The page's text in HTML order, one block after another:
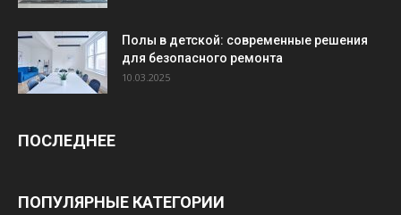
Полы в детской: современные решения
для безопасного ремонта
10.03.2025
ПОСЛЕДНЕЕ
ПОПУЛЯРНЫЕ КАТЕГОРИИ